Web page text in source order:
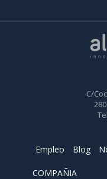
C/
Empleo Blog
COMPAÑIA